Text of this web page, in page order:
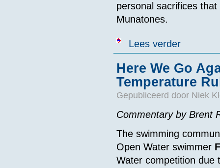
personal sacrifices
Munatones.
Lees verderover Wat is
Here We Go
Temperature
Gepubliceerd door Niek
Commentary by Brent
The swimming
Open Water swimmer
Water competition due